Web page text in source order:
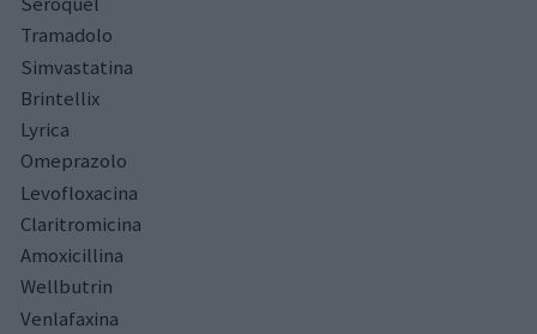
Tramadolo
Simvastatina
Brintellix
Lyrica
Omeprazolo
Levofloxacina
Claritromicina
Amoxicillina
Wellbutrin
Venlafaxina